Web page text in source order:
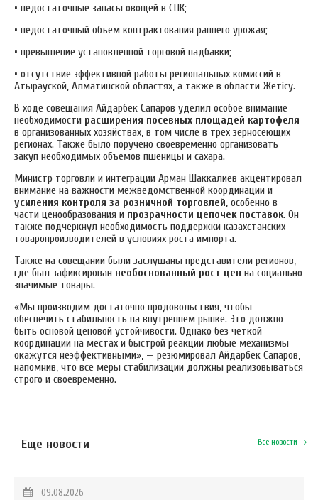
• недостаточные запасы овощей в СПК;
• недостаточный объем контрактования раннего урожая;
• превышение установленной торговой надбавки;
• отсутствие эффективной работы региональных комиссий в
Атырауской, Алматинской областях, а также в области Жетісу.
В ходе совещания Айдарбек Сапаров уделил особое внимание
необходимости расширения посевных площадей картофеля
в организованных хозяйствах, в том числе в трех зерносеющих
регионах. Также было поручено своевременно организовать
закуп необходимых объемов пшеницы и сахара.
Министр торговли и интеграции Арман Шаккалиев акцентировал
внимание на важности межведомственной координации и
усиления контроля за розничной торговлей, особенно в
части ценообразования и прозрачности цепочек поставок. Он
также подчеркнул необходимость поддержки казахстанских
товаропроизводителей в условиях роста импорта.
Также на совещании были заслушаны представители регионов,
где был зафиксирован необоснованный рост цен на социально
значимые товары.
«Мы производим достаточно продовольствия, чтобы
обеспечить стабильность на внутреннем рынке. Это должно
быть основой ценовой устойчивости. Однако без четкой
координации на местах и быстрой реакции любые механизмы
окажутся неэффективными», — резюмировал Айдарбек Сапаров,
напомнив, что все меры стабилизации должны реализовываться
строго и своевременно.
Еще новости Все новости
09.08.2026